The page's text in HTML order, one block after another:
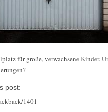
für große, verwachsene Kinder.
post:
1401